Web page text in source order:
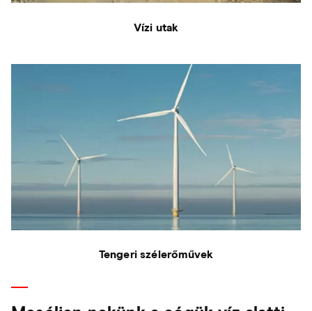
Vízi utak
Tengeri szélerőművek